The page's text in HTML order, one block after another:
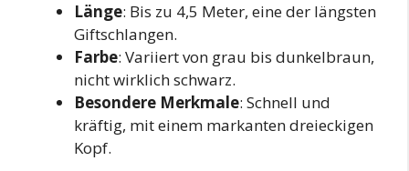
Länge: Bis zu 4,5 Meter, eine der längsten
Giftschlangen.
Farbe: Variiert von grau bis dunkelbraun,
nicht wirklich schwarz.
Besondere Merkmale: Schnell und
kräftig, mit einem markanten dreieckigen
Kopf.